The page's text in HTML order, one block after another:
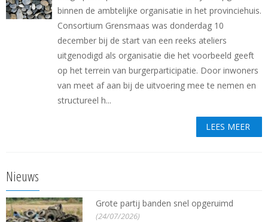
binnen de ambtelijke organisatie in het provinciehuis.
Consortium Grensmaas was donderdag 10
december bij de start van een reeks ateliers
uitgenodigd als organisatie die het voorbeeld geeft
op het terrein van burgerparticipatie. Door inwoners
van meet af aan bij de uitvoering mee te nemen en
structureel h...
LEES MEER
Nieuws
Grote partij banden snel opgeruimd
(24/07/2026)